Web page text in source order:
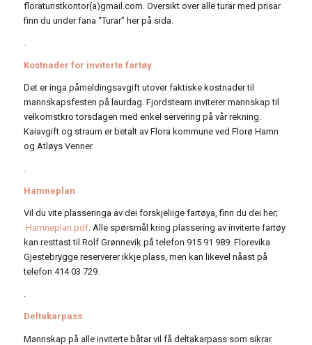
floraturistkontor(a)gmail.com. Oversikt over alle turar med prisar
finn du under fana “Turar” her på sida.
.
Kostnader for inviterte fartøy
Det er inga påmeldingsavgift utover faktiske kostnader til
mannskapsfesten på laurdag. Fjordsteam inviterer mannskap til
velkomstkro torsdagen med enkel servering på vår rekning.
Kaiavgift og straum er betalt av Flora kommune ved Florø Hamn
og Atløys Venner.
.
Hamneplan
Vil du vite plasseringa av dei forskjeliige fartøya, finn du dei her;
Hamneplan.pdf. Alle spørsmål kring plassering av inviterte fartøy
kan resttast til Rolf Grønnevik på telefon 915 91 989. Florevika
Gjestebrygge reserverer ikkje plass, men kan likevel nåast på
telefon 414 03 729.
.
Deltakarpass
Mannskap på alle inviterte båtar vil få deltakarpass som sikrar